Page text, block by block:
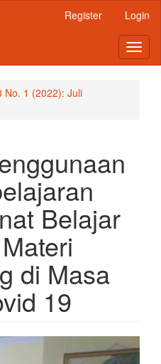
Register Login
No. 1 (2022): Juli
Belajar
di Masa
19